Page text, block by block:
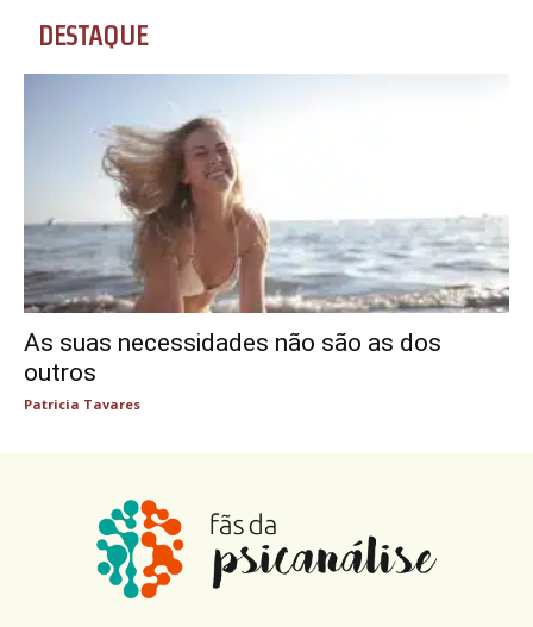
DESTAQUE
As suas necessidades não são as dos
outros
Patricia Tavares